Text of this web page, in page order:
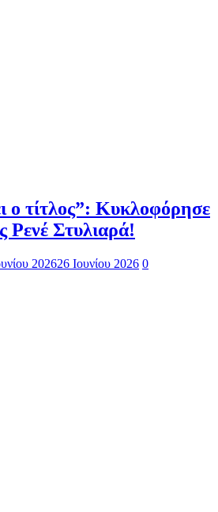
ο τίτλος”: Κυκλοφόρησε
Ρενέ Στυλιαρά!
202626 Ιουνίου 2026 0